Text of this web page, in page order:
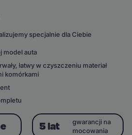
specjalnie dla Ciebie
model auta
łatwy w czyszczeniu materiał
komórkami
5 lat
gwarancji na
mocowania